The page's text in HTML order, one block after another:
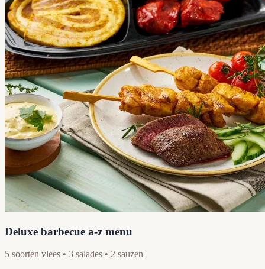
Deluxe barbecue a-z menu
5 soorten vlees • 3 salades • 2 sauzen